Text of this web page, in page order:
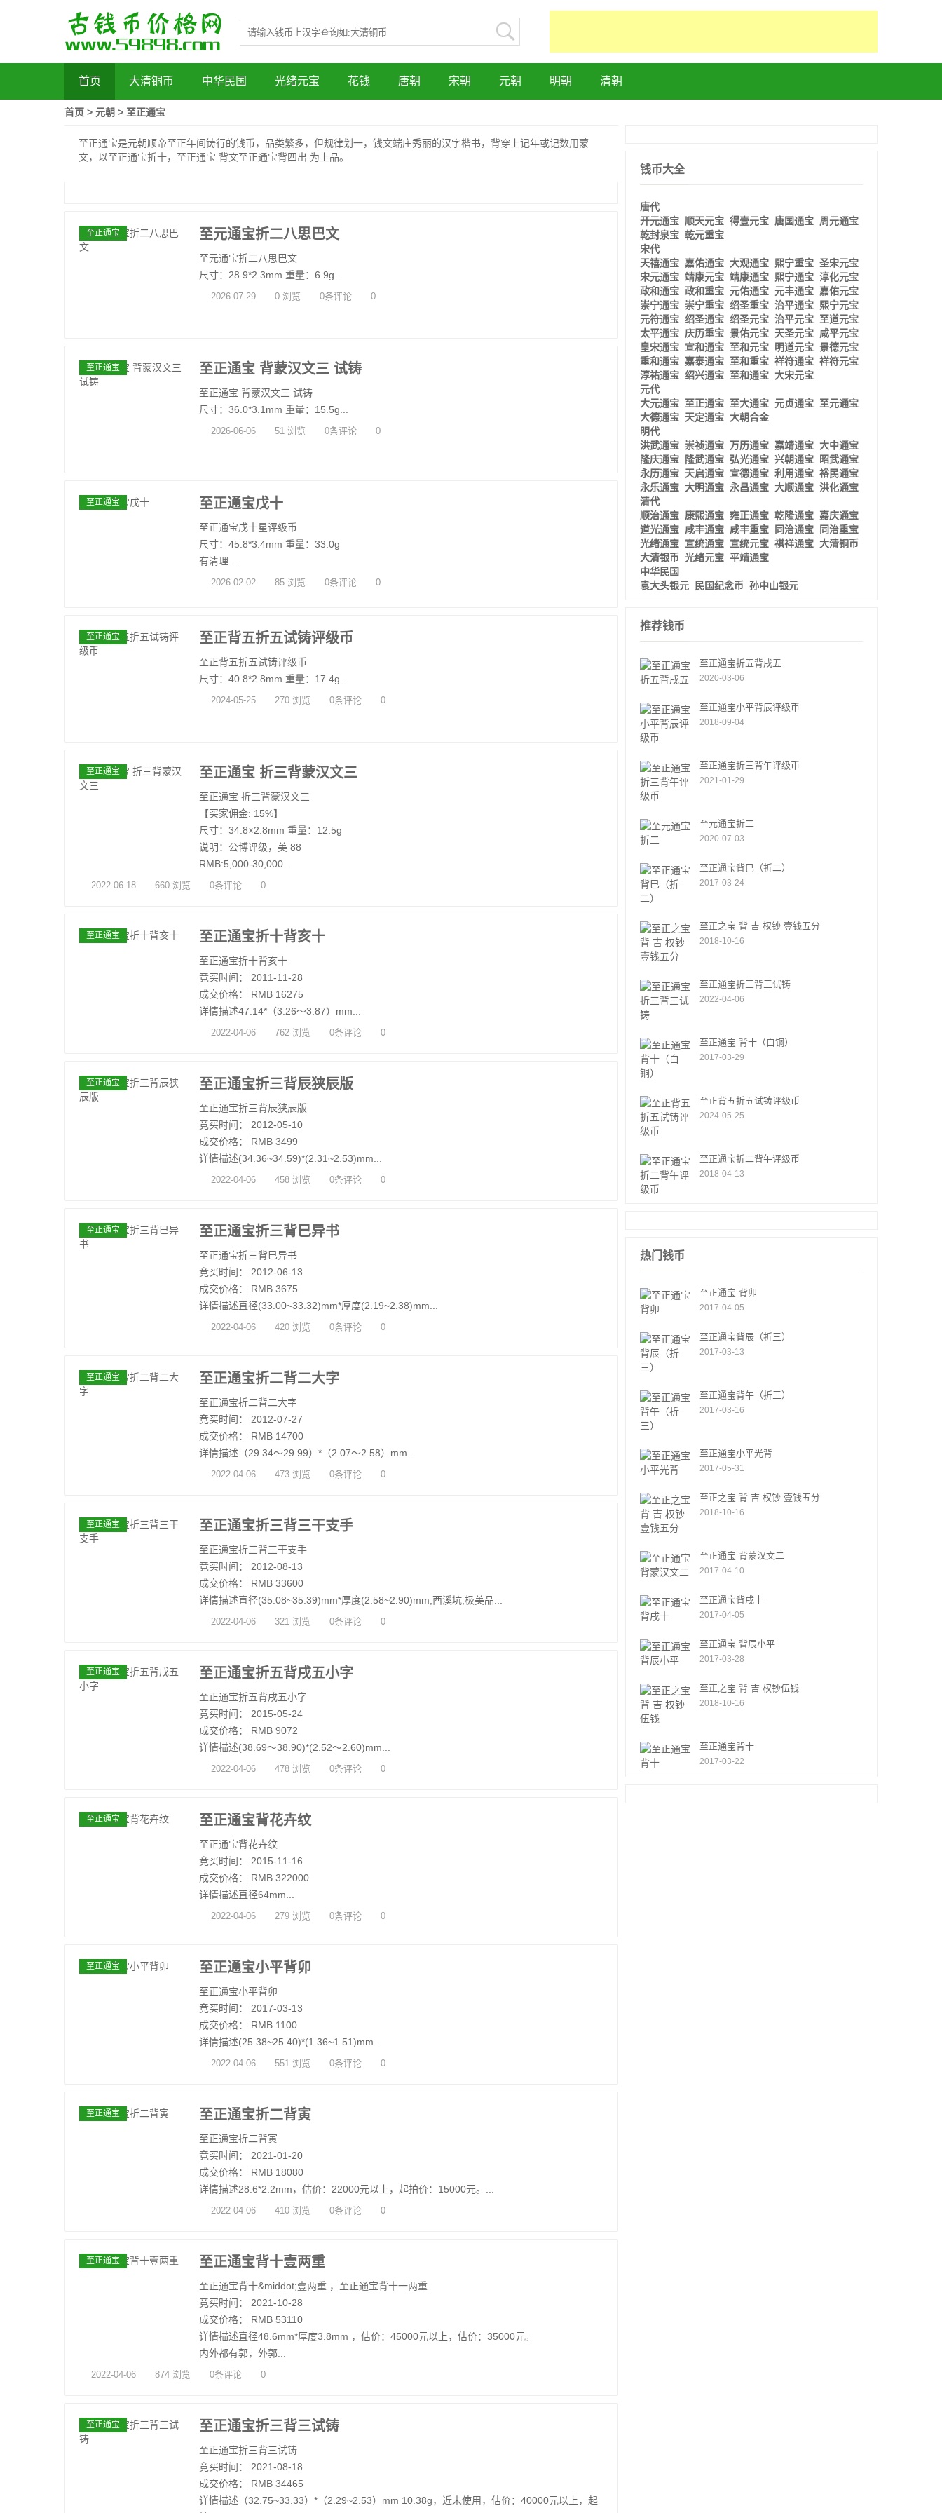
首页 大清铜币 中华民国 光绪元宝 花钱 唐朝 宋朝 元朝 明朝 清朝
首页 > 元朝 > 至正通宝
至正通宝是元朝顺帝至正年间铸行的钱币，品类繁多，但规律划一，钱文端庄秀丽的汉字楷书，背穿上记年或记数用蒙
文，以至正通宝折十，至正通宝 背文至正通宝背四出 为上品。
至正通宝 至元通宝折二八思巴文
至元通宝折二八思巴文
尺寸：28.9*2.3mm 重量：6.9g...
2026-07-29 0 浏览 0条评论 0
至正通宝 至正通宝 背蒙汉文三 试铸
至正通宝 背蒙汉文三 试铸
尺寸：36.0*3.1mm 重量：15.5g...
2026-06-06 51 浏览 0条评论 0
至正通宝 至正通宝戊十
至正通宝戊十星评级币
尺寸：45.8*3.4mm 重量：33.0g
有清理...
2026-02-02 85 浏览 0条评论 0
至正通宝 至正背五折五试铸评级币
至正背五折五试铸评级币
尺寸：40.8*2.8mm 重量：17.4g...
2024-05-25 270 浏览 0条评论 0
至正通宝 至正通宝 折三背蒙汉文三
至正通宝 折三背蒙汉文三
【买家佣金: 15%】
尺寸：34.8×2.8mm 重量：12.5g
说明：公博评级，美 88
RMB:5,000-30,000...
2022-06-18 660 浏览 0条评论 0
至正通宝 至正通宝折十背亥十
至正通宝折十背亥十
竞买时间： 2011-11-28
成交价格： RMB 16275
详情描述47.14*（3.26～3.87）mm...
2022-04-06 762 浏览 0条评论 0
至正通宝 至正通宝折三背辰狭辰版
至正通宝折三背辰狭辰版
竞买时间： 2012-05-10
成交价格： RMB 3499
详情描述(34.36~34.59)*(2.31~2.53)mm...
2022-04-06 458 浏览 0条评论 0
至正通宝 至正通宝折三背巳异书
至正通宝折三背巳异书
竞买时间： 2012-06-13
成交价格： RMB 3675
详情描述直径(33.00~33.32)mm*厚度(2.19~2.38)mm...
2022-04-06 420 浏览 0条评论 0
至正通宝 至正通宝折二背二大字
至正通宝折二背二大字
竞买时间： 2012-07-27
成交价格： RMB 14700
详情描述（29.34～29.99）*（2.07～2.58）mm...
2022-04-06 473 浏览 0条评论 0
至正通宝 至正通宝折三背三干支手
至正通宝折三背三干支手
竞买时间： 2012-08-13
成交价格： RMB 33600
详情描述直径(35.08~35.39)mm*厚度(2.58~2.90)mm,西溪坑,极美品...
2022-04-06 321 浏览 0条评论 0
至正通宝 至正通宝折五背戌五小字
至正通宝折五背戌五小字
竞买时间： 2015-05-24
成交价格： RMB 9072
详情描述(38.69～38.90)*(2.52～2.60)mm...
2022-04-06 478 浏览 0条评论 0
至正通宝 至正通宝背花卉纹
至正通宝背花卉纹
竞买时间： 2015-11-16
成交价格： RMB 322000
详情描述直径64mm...
2022-04-06 279 浏览 0条评论 0
至正通宝 至正通宝小平背卯
至正通宝小平背卯
竞买时间： 2017-03-13
成交价格： RMB 1100
详情描述(25.38~25.40)*(1.36~1.51)mm...
2022-04-06 551 浏览 0条评论 0
至正通宝 至正通宝折二背寅
至正通宝折二背寅
竞买时间： 2021-01-20
成交价格： RMB 18080
详情描述28.6*2.2mm，估价：22000元以上，起拍价：15000元。...
2022-04-06 410 浏览 0条评论 0
至正通宝 至正通宝背十壹两重
至正通宝背十&middot;壹两重 ，至正通宝背十一两重
竞买时间： 2021-10-28
成交价格： RMB 53110
详情描述直径48.6mm*厚度3.8mm ，估价：45000元以上，估价：35000元。
内外都有郭，外郭...
2022-04-06 874 浏览 0条评论 0
至正通宝 至正通宝折三背三试铸
至正通宝折三背三试铸
竞买时间： 2021-08-18
成交价格： RMB 34465
详情描述（32.75~33.33）*（2.29~2.53）mm 10.38g，近未使用，估价：40000元以上，起
钱币大全
唐代
开元通宝 顺天元宝 得壹元宝 唐国通宝 周元通宝
乾封泉宝 乾元重宝
宋代
天禧通宝 嘉佑通宝 大观通宝 熙宁重宝 圣宋元宝
宋元通宝 靖康元宝 靖康通宝 熙宁通宝 淳化元宝
政和通宝 政和重宝 元佑通宝 元丰通宝 嘉佑元宝
崇宁通宝 崇宁重宝 绍圣重宝 治平通宝 熙宁元宝
元符通宝 绍圣通宝 绍圣元宝 治平元宝 至道元宝
太平通宝 庆历重宝 景佑元宝 天圣元宝 咸平元宝
皇宋通宝 宣和通宝 至和元宝 明道元宝 景德元宝
重和通宝 嘉泰通宝 至和重宝 祥符通宝 祥符元宝
淳祐通宝 绍兴通宝 至和通宝 大宋元宝
元代
大元通宝 至正通宝 至大通宝 元贞通宝 至元通宝
大德通宝 天定通宝 大朝合金
明代
洪武通宝 崇祯通宝 万历通宝 嘉靖通宝 大中通宝
隆庆通宝
隆武通宝 弘光通宝 兴朝通宝
昭武通宝
永历通宝 天启通宝 宣德通宝 利用通宝 裕民通宝
永乐通宝 大明通宝 永昌通宝 大顺通宝 洪化通宝
清代
顺治通宝 康熙通宝 雍正通宝 乾隆通宝 嘉庆通宝
道光通宝 咸丰通宝 咸丰重宝 同治通宝
同治重宝
光绪通宝 宣统通宝 宣统元宝 祺祥通宝 大清铜币
大清银币 光绪元宝 平靖通宝
中华民国
袁大头银元
民国纪念币 孙中山银元
推荐钱币
至正通宝折五背戌五
2020-03-06
至正通宝小平背辰评级币
2018-09-04
至正通宝折三背午评级币
2021-01-29
至元通宝折二
2020-07-03
至正通宝背巳（折二）
2017-03-24
至正之宝 背 吉 权钞 壹钱五分
2018-10-16
至正通宝折三背三试铸
2022-04-06
至正通宝 背十（白铜）
2017-03-29
至正背五折五试铸评级币
2024-05-25
至正通宝折二背午评级币
2018-04-13
热门钱币
至正通宝 背卯
2017-04-05
至正通宝背辰（折三）
2017-03-13
至正通宝背午（折三）
2017-03-16
至正通宝小平光背
2017-05-31
至正之宝 背 吉 权钞 壹钱五分
2018-10-16
至正通宝 背蒙汉文二
2017-04-10
至正通宝背戌十
2017-04-05
至正通宝 背辰小平
2017-03-28
至正之宝 背 吉 权钞伍钱
2018-10-16
至正通宝背十
2017-03-22